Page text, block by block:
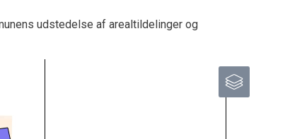
udstedelse af arealtildelinger og